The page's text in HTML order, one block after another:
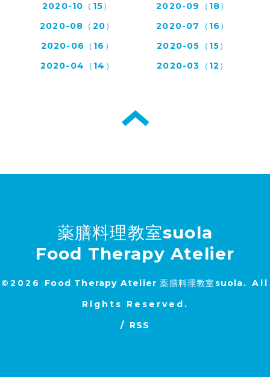
2020-10（15）
2020-09（18）
2020-08（20）
2020-07（16）
2020-06（16）
2020-05（15）
2020-04（14）
2020-03（12）
薬膳料理教室suola
Food Therapy Atelier
©2026 Food Therapy Atelier 薬膳料理教室suola. All
Rights Reserved.
/ RSS